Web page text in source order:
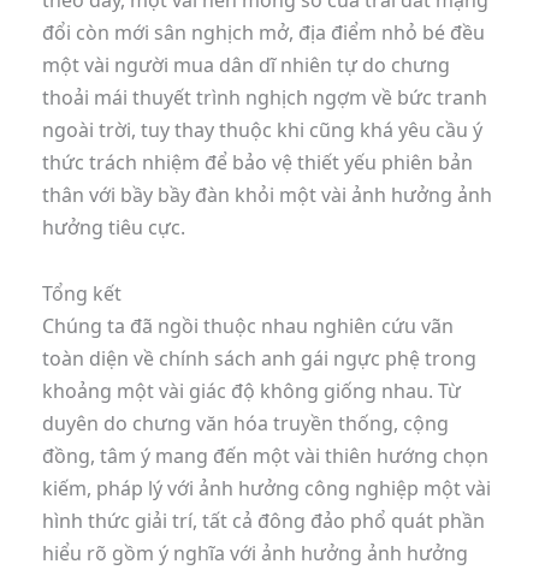
đổi còn mới sân nghịch mở, địa điểm nhỏ bé đều
một vài người mua dân dĩ nhiên tự do chưng
thoải mái thuyết trình nghịch ngợm về bức tranh
ngoài trời, tuy thay thuộc khi cũng khá yêu cầu ý
thức trách nhiệm để bảo vệ thiết yếu phiên bản
thân với bầy bầy đàn khỏi một vài ảnh hưởng ảnh
hưởng tiêu cực.
Tổng kết
Chúng ta đã ngồi thuộc nhau nghiên cứu vãn
toàn diện về chính sách anh gái ngực phệ trong
khoảng một vài giác độ không giống nhau. Từ
duyên do chưng văn hóa truyền thống, cộng
đồng, tâm ý mang đến một vài thiên hướng chọn
kiếm, pháp lý với ảnh hưởng công nghiệp một vài
hình thức giải trí, tất cả đông đảo phổ quát phần
hiểu rõ gồm ý nghĩa với ảnh hưởng ảnh hưởng